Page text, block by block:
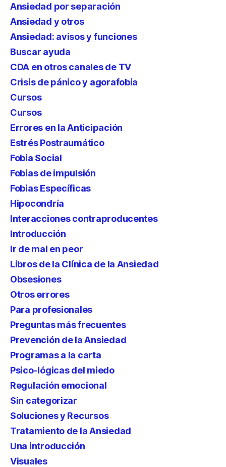
Ansiedad por separación
Ansiedad y otros
Ansiedad: avisos y funciones
Buscar ayuda
CDA en otros canales de TV
Crisis de pánico y agorafobia
Cursos
Cursos
Errores en la Anticipación
Estrés Postraumático
Fobia Social
Fobias de impulsión
Fobias Específicas
Hipocondría
Interacciones contraproducentes
Introducción
Ir de mal en peor
Libros de la Clínica de la Ansiedad
Obsesiones
Otros errores
Para profesionales
Preguntas más frecuentes
Prevención de la Ansiedad
Programas a la carta
Psico-lógicas del miedo
Regulación emocional
Sin categorizar
Soluciones y Recursos
Tratamiento de la Ansiedad
Una introducción
Visuales